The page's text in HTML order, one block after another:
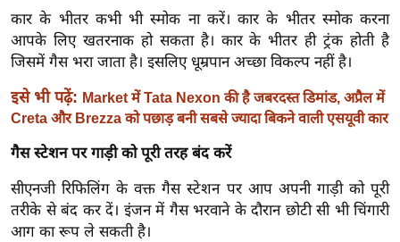
बॉ
ली
ड
ली
वु
ड
फि
कार के भीतर कभी भी स्मोक ना करें। कार के भीतर स्मोक करना
आपके लिए खतरनाक हो सकता है। कार के भीतर ही ट्रंक होती है
जिसमें गैस भरा जाता है। इसलिए धूम्रपान अच्छा विकल्प नहीं है।
इसे भी पढ़ें: Market में Tata Nexon की है जबरदस्त डिमांड, अप्रैल में
Creta और Brezza को पछाड़ बनी सबसे ज्यादा बिकने वाली एसयूवी कार
गैस स्टेशन पर गाड़ी को पूरी तरह बंद करें
सीएनजी रिफिलिंग के वक्त गैस स्टेशन पर आप अपनी गाड़ी को पूरी
तरीके से बंद कर दें। इंजन में गैस भरवाने के दौरान छोटी सी भी चिंगारी
आग का रूप ले सकती है।